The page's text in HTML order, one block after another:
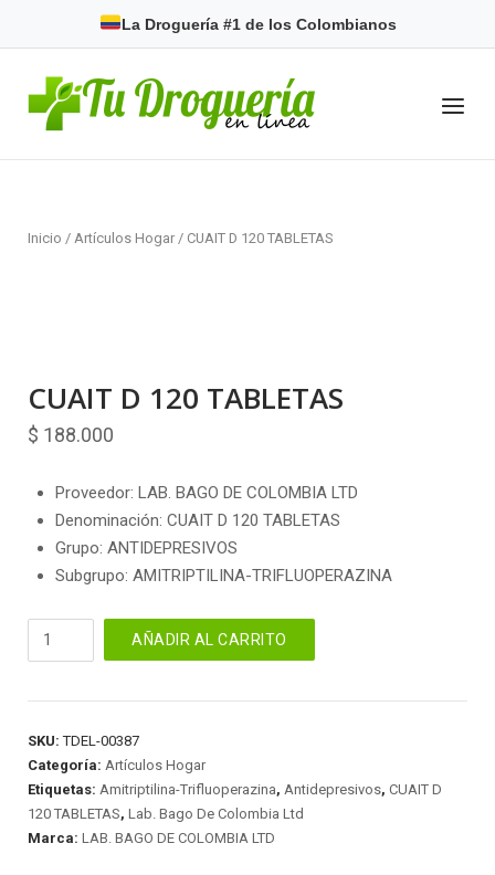
La Droguería #1 de los Colombianos
Home
Menu
Inicio / Artículos Hogar / CUAIT D 120 TABLETAS
CUAIT D 120 TABLETAS
$ 188.000
Proveedor: LAB. BAGO DE COLOMBIA LTD
Denominación: CUAIT D 120 TABLETAS
Grupo: ANTIDEPRESIVOS
Subgrupo: AMITRIPTILINA-TRIFLUOPERAZINA
CUAIT
TABLETAS
AÑADIR AL CARRITO
SKU:TDEL-00387
Categoría: Artículos Hogar
Etiquetas: Amitriptilina-Trifluoperazina, Antidepresivos, CUAIT D
120 TABLETAS, Lab. Bago De Colombia Ltd
Marca: LAB. BAGO DE COLOMBIA LTD